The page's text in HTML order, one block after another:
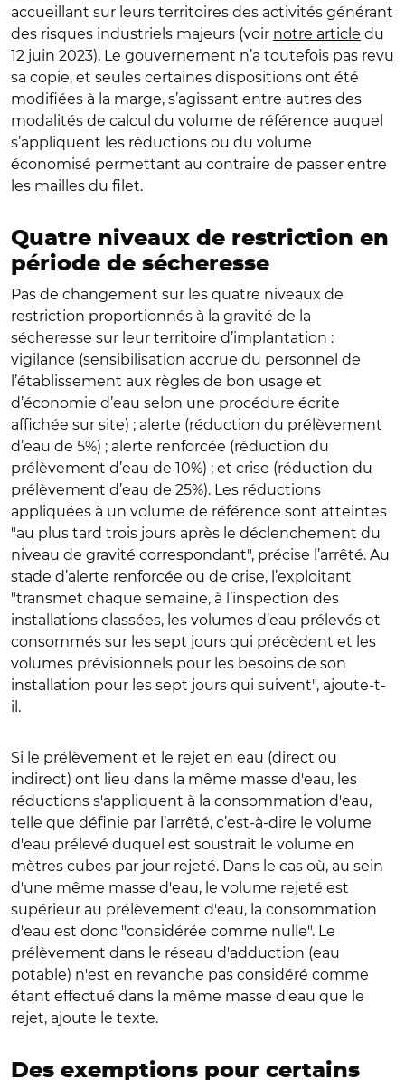
accueillant sur leurs territoires des activités générant
des risques industriels majeurs (voir notre article du
12 juin 2023). Le gouvernement n’a toutefois pas revu
sa copie, et seules certaines dispositions ont été
modifiées à la marge, s’agissant entre autres des
modalités de calcul du volume de référence auquel
s’appliquent les réductions ou du volume
économisé permettant au contraire de passer entre
les mailles du filet.
Quatre niveaux de restriction en
période de sécheresse
Pas de changement sur les quatre niveaux de
restriction proportionnés à la gravité de la
sécheresse sur leur territoire d’implantation :
vigilance (sensibilisation accrue du personnel de
l’établissement aux règles de bon usage et
d’économie d’eau selon une procédure écrite
affichée sur site) ; alerte (réduction du prélèvement
d’eau de 5%) ; alerte renforcée (réduction du
prélèvement d’eau de 10%) ; et crise (réduction du
prélèvement d’eau de 25%). Les réductions
appliquées à un volume de référence sont atteintes
"au plus tard trois jours après le déclenchement du
niveau de gravité correspondant", précise l’arrêté. Au
stade d’alerte renforcée ou de crise, l’exploitant
"transmet chaque semaine, à l’inspection des
installations classées, les volumes d’eau prélevés et
consommés sur les sept jours qui précèdent et les
volumes prévisionnels pour les besoins de son
installation pour les sept jours qui suivent", ajoute-t-
il.
Si le prélèvement et le rejet en eau (direct ou
indirect) ont lieu dans la même masse d'eau, les
réductions s'appliquent à la consommation d'eau,
telle que définie par l’arrêté, c’est-à-dire le volume
d'eau prélevé duquel est soustrait le volume en
mètres cubes par jour rejeté. Dans le cas où, au sein
d'une même masse d'eau, le volume rejeté est
supérieur au prélèvement d'eau, la consommation
d'eau est donc "considérée comme nulle". Le
prélèvement dans le réseau d'adduction (eau
potable) n'est en revanche pas considéré comme
étant effectué dans la même masse d'eau que le
rejet, ajoute le texte.
Des exemptions pour certains